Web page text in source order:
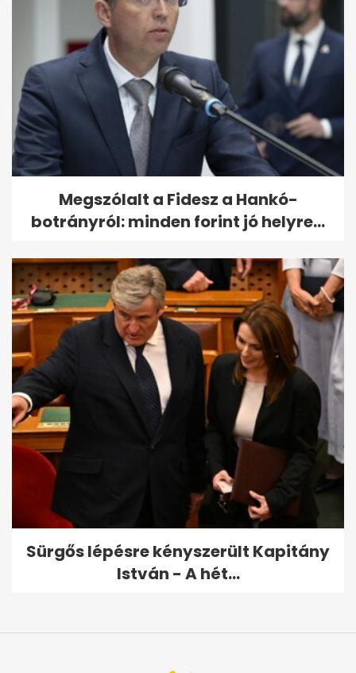
Megszólalt a Fidesz a Hankó-
botrányról: minden forint jó helyre...
Sürgős lépésre kényszerült Kapitány
István - A hét...